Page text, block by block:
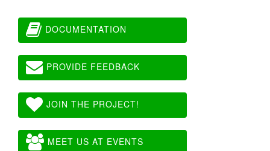
DOCUMENTATION
PROVIDE FEEDBACK
JOIN THE PROJECT!
MEET US AT EVENTS